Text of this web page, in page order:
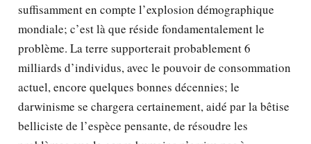
suffisamment en compte l’explosion démographique
mondiale; c’est là que réside fondamentalement le
problème. La terre supporterait probablement 6
milliards d’individus, avec le pouvoir de consommation
actuel, encore quelques bonnes décennies; le
darwinisme se chargera certainement, aidé par la bêtise
belliciste de l’espèce pensante, de résoudre les